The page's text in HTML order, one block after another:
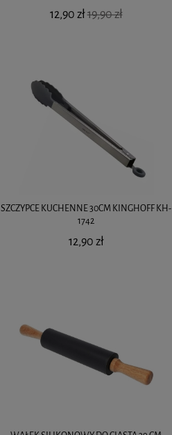
12,90 zł19,90 zł
SZCZYPCE KUCHENNE 30CM KINGHOFF KH-
1742
12,90 zł